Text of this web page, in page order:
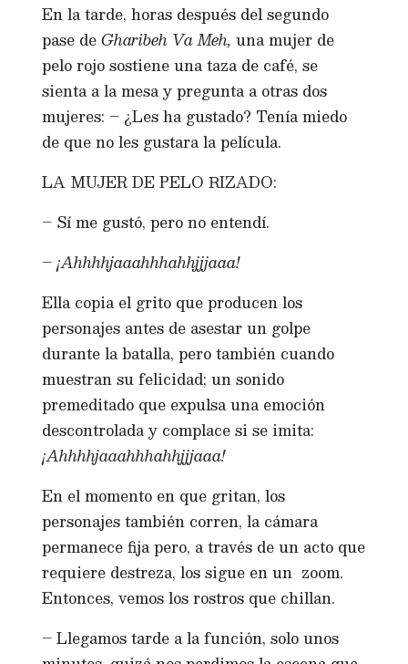
En la tarde, horas después del segundo
pase deGharibeh Va Meh,una mujer de
pelo rojo sostiene una taza de café, se
sienta a la mesa y pregunta a otras dos
mujeres: – ¿Les ha gustado? Tenía miedo
de que no les gustara la película.
LA MUJER DE PELO RIZADO:
– Sí me gustó, pero no entendí.
–¡Ahhhhjaaahhhahhjjjaaa!
Ella copia el grito que producen los
personajes antes de asestar un golpe
durante la batalla, pero también cuando
muestran su felicidad; un sonido
premeditado que expulsa una emoción
descontrolada y complace si se imita:
¡Ahhhhjaaahhhahhjjjaaa!
En el momento en que gritan, los
personajes también corren, la cámara
permanece fija pero, a través de un acto que
requiere destreza, los sigue en un zoom.
Entonces, vemos los rostros que chillan.
– Llegamos tarde a la función, solo unos